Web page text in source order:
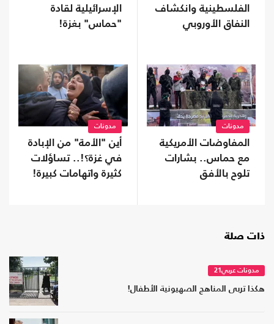
الفلسطينية وانكشاف
النفاق الأوروبي
الإسرائيلية لقادة
"حماس" بغزة!
مدونات
المفاوضات الأمريكية
مع حماس.. بشارات
تلوح بالأفق
مدونات
أين "الأمة" من الإبادة
في غزة؟!.. تساؤلات
كثيرة واتهامات كبيرة!
ذات صلة
مدونات عربي21
هكذا تربى المناهج الصهيونية الأطفال!